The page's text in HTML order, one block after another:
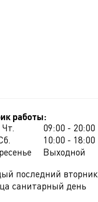
работы:
09:00 - 20:00
10:00 - 18:00
Выходной
последний вторник
санитарный день